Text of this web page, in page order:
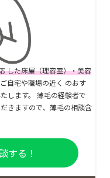
した床屋（理容室）・美容
自宅や職場の近く のおす
します。 薄毛の経験者で
きますので、薄毛の相談含
する！